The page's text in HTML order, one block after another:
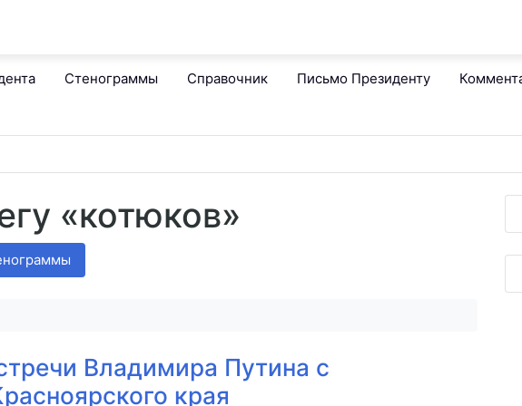
Стенограммы Справочник Письмо Президенту
«котюков»
Владимира Путина с
края